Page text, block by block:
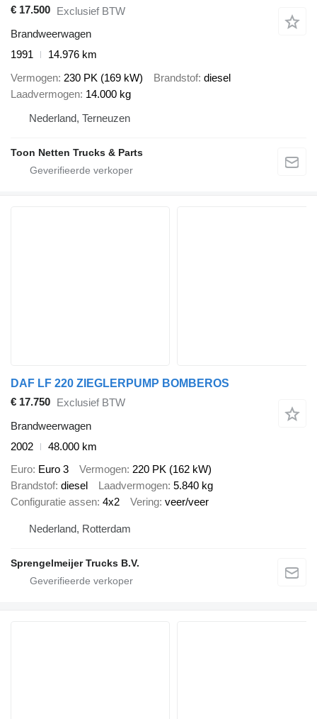
€ 17.500 Exclusief BTW
Brandweerwagen
1991
14.976 km
Vermogen 230 PK (169 kW) Brandstof diesel
Laadvermogen 14.000 kg
Nederland, Terneuzen
Toon Netten Trucks & Parts
DAF LF 220 ZIEGLERPUMP BOMBEROS
€ 17.750 Exclusief BTW
Brandweerwagen
2002
48.000 km
Euro Euro 3 Vermogen 220 PK (162 kW)
Brandstof diesel Laadvermogen 5.840 kg
Configuratie assen 4x2 Vering veer/veer
Nederland, Rotterdam
Sprengelmeijer Trucks B.V.